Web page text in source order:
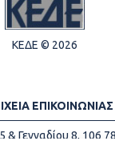
ΚΕΔΕ © 2026
ΕΠΙΚΟΙΝΩΝΙΑΣ
& Γενναδίου 8, 106